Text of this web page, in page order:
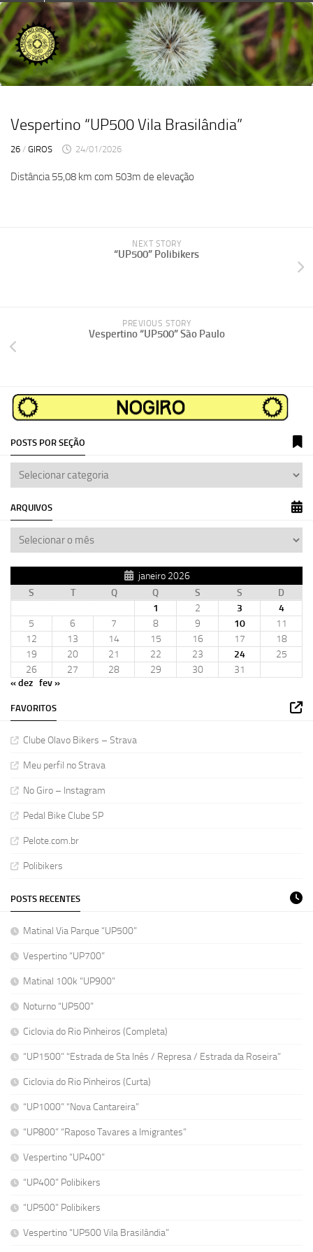
Skip
to
content
Vespertino “UP500 Vila Brasilândia”
26 / GIROS 24/01/2026
Distância 55,08 km com 503m de elevação
NEXT STORY
“UP500” Polibikers
PREVIOUS STORY
Vespertino “UP500” São Paulo
POSTS POR SEÇÃO
ARQUIVOS
janeiro 2026
S
T Q Q S S
D
1
2 3
4
5
6 7 8 9 10
11
12
13 14 15 16 17
18
19
20 21 22 23 24
25
26
27 28 29 30
31
« dez fev »
FAVORITOS
Clube Olavo Bikers – Strava
Meu perfil no Strava
No Giro – Instagram
Pedal Bike Clube SP
Pelote.com.br
Polibikers
POSTS RECENTES
Matinal Via Parque “UP500”
Vespertino “UP700”
Matinal 100k “UP900”
Noturno “UP500”
Ciclovia do Rio Pinheiros (Completa)
“UP1500” “Estrada de Sta Inês / Represa / Estrada da Roseira”
Ciclovia do Rio Pinheiros (Curta)
“UP1000” “Nova Cantareira”
“UP800” “Raposo Tavares a Imigrantes”
Vespertino “UP400”
“UP400” Polibikers
“UP500” Polibikers
Vespertino “UP500 Vila Brasilândia”